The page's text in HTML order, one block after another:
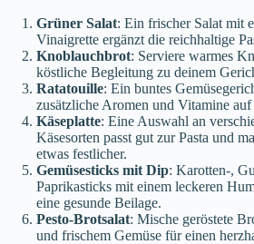
Grüner Salat: Ein frischer Salat mit
Vinaigrette ergänzt die reichhaltige
Knoblauchbrot: Serviere warmes
köstliche Begleitung zu deinem
Ratatouille: Ein buntes
zusätzliche Aromen und Vitamine auf
Käseplatte: Eine Auswahl an
Käsesorten passt gut zur Pasta und
etwas festlicher.
Gemüsesticks mit Dip: Karotten-,
Paprikasticks mit einem leckeren
eine gesunde Beilage.
Pesto-Brotsalat: Mische geröstete
und frischem Gemüse für einen